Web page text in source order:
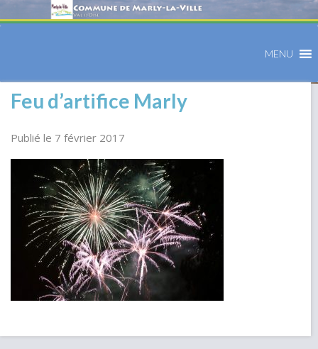
MENU
Feu d’artifice Marly
Publié le 7 février 2017